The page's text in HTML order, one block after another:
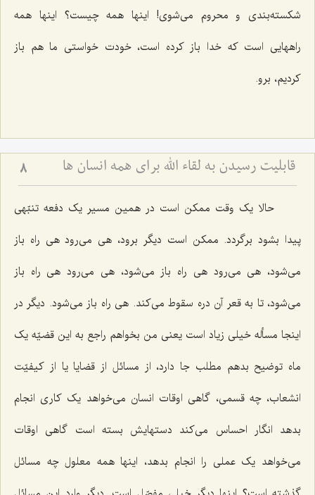
شکسته‌بندی و محروم می‌شوی! اینها همه چیست؟ اینها همه
راههایی است که خدا باز کرده است، خودت خواستی ما هم باز
کردیم، برو.
قابلیت رسیدن به لقاء اللَه برای همه انسان ها 8
حالا یک وقت ممکن است در همین مسیر یک دفعه تنبّهی
پیدا بشود برگردد. ممکن است دیگر برود، هی می‌رود هی راه باز
می‌شود، هی می‌رود هی راه باز می‌شود، هی می‌رود هی راه باز
می‌شود، تا به قعر آن دره سقوط می‌کند. هی راه باز می‌شود. دیگر در
اینجا مسأله خیلی زیاد است یعنی من بخواهم راجع به این قضیّه یک
ماه توضیح بدهم مطلب جا دارد، از مسائل از قضایا یا از کیفیّت
انشعاب، چه قسمی، گاهی اوقات انسان می‌خواهد یک کاری انجام
بدهد انگار احساس می‌کند دستهایش بسته است گاهی اوقات
می‌خواهد یک عملی را انجام بدهد، اینها همه معلول چه مسائل